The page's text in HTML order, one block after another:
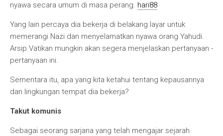
nyawa secara umum di masa perang. hari88
Yang lain percaya dia bekerja di belakang layar untuk
memerangi Nazi dan menyelamatkan nyawa orang Yahudi.
Arsip Vatikan mungkin akan segera menjelaskan pertanyaan -
pertanyaan ini.
Sementara itu, apa yang kita ketahui tentang kepausannya
dan lingkungan tempat dia bekerja?
Takut komunis
Sebagai seorang sarjana yang telah mengajar sejarah